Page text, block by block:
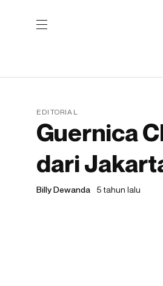
EDITORIAL
Guernica
dari
Billy Dewanda 5 tahun lalu